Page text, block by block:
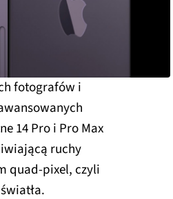
fotografów i
14 Pro i Pro Max
ruchy
quad-pixel, czyli